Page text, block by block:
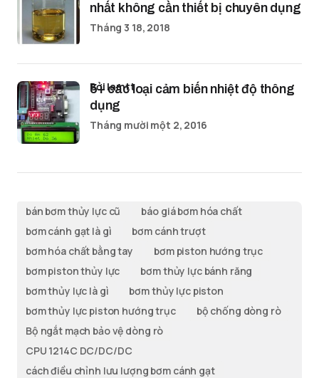
nhất không cần thiết bị chuyên dụng
Tháng 3 18, 2018
5+ các loại cảm biến nhiệt độ thông
dụng
bởi lamtt
Tháng mười một 2, 2016
bán bơm thủy lực cũ
báo giá bơm hóa chất
bơm cánh gạt là gì
bơm cánh trượt
bơm hóa chất bằng tay
bơm piston hướng trục
bơm piston thủy lực
bơm thủy lực bánh răng
bơm thủy lực là gì
bơm thủy lực piston
bơm thủy lực piston hướng trục
bộ chống dòng rò
Bộ ngắt mạch bảo vệ dòng rò
CPU 1214C DC/DC/DC
cách điều chỉnh lưu lượng bơm cánh gạt